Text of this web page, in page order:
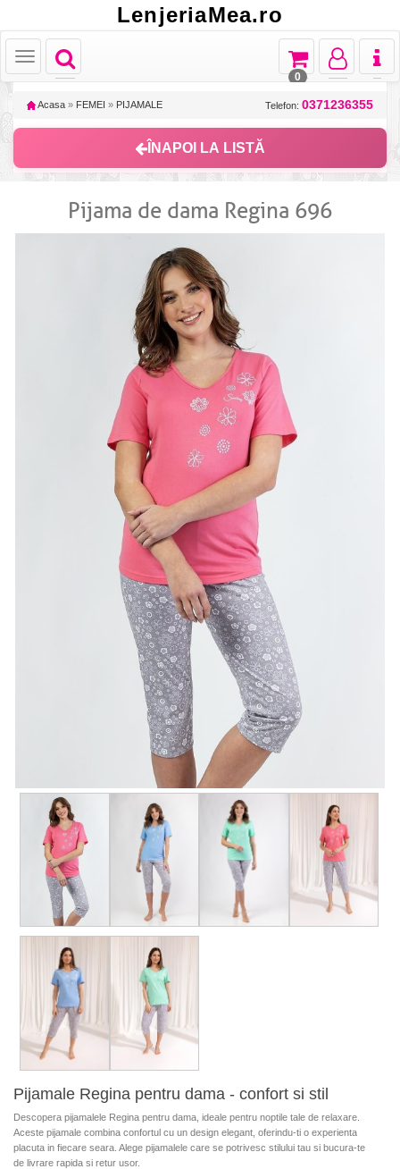
LenjeriaMea.ro
Toggle
navigation
Toggle
Toggle
navigation
Toggle
navigation
Toggle
navigation
0
Acasa » FEMEI » PIJAMALE Telefon: 0371236355
ÎNAPOI LA LISTĂ
Pijama de dama Regina 696
Pijamale Regina pentru dama - confort si stil
Descopera pijamalele Regina pentru dama, ideale pentru noptile tale de relaxare.
Aceste pijamale combina confortul cu un design elegant, oferindu-ti o experienta
placuta in fiecare seara. Alege pijamalele care se potrivesc stilului tau si bucura-te
de livrare rapida si retur usor.